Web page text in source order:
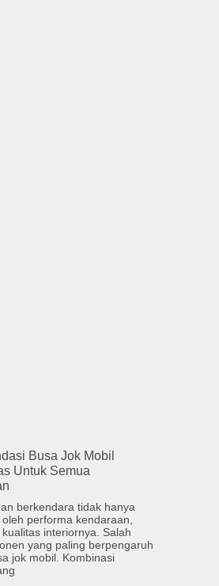
Busa Jok Mobil
Untuk Semua
berkendara tidak hanya
performa kendaraan,
interiornya. Salah
yang paling berpengaruh
jok mobil. Kombinasi